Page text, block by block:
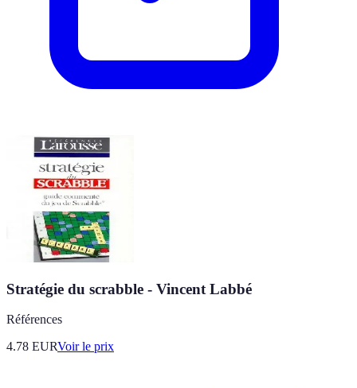
Stratégie du scrabble - Vincent Labbé
Références
4.78 EURVoir le prix